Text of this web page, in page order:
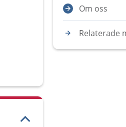
Om oss
Relaterade